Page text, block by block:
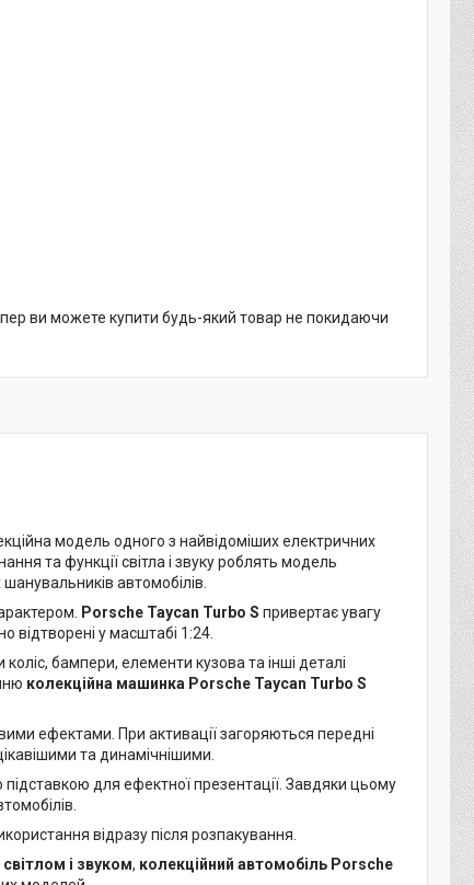
ви можете купити будь-який товар не покидаючи
модель одного з найвідоміших електричних
та функції світла і звуку роблять модель
автомобілів.
Porsche Taycan Turbo S привертає увагу
відтворені у масштабі 1:24.
бампери, елементи кузова та інші деталі
колекційна машинка Porsche Taycan Turbo S
ефектами. При активації загоряються передні
та динамічнішими.
для ефектної презентації. Завдяки цьому
відразу після розпакування.
і звуком, колекційний автомобіль Porsche